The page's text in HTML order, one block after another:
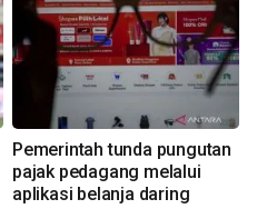
Pemerintah tunda pungutan
pajak pedagang melalui
aplikasi belanja daring